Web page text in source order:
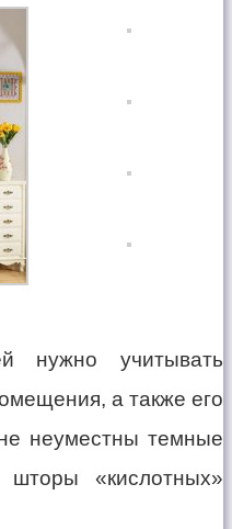
нужно учитывать
а также его
неуместны темные
«кислотных»